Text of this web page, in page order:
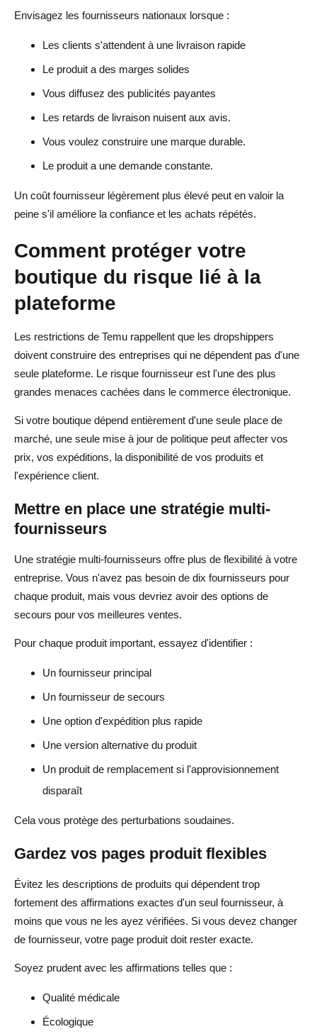
Envisagez les fournisseurs nationaux lorsque :
Les clients s'attendent à une livraison rapide
Le produit a des marges solides
Vous diffusez des publicités payantes
Les retards de livraison nuisent aux avis.
Vous voulez construire une marque durable.
Le produit a une demande constante.
Un coût fournisseur légèrement plus élevé peut en valoir la
peine s'il améliore la confiance et les achats répétés.
Comment protéger votre
boutique du risque lié à la
plateforme
Les restrictions de Temu rappellent que les dropshippers
doivent construire des entreprises qui ne dépendent pas d'une
seule plateforme. Le risque fournisseur est l'une des plus
grandes menaces cachées dans le commerce électronique.
Si votre boutique dépend entièrement d'une seule place de
marché, une seule mise à jour de politique peut affecter vos
prix, vos expéditions, la disponibilité de vos produits et
l'expérience client.
Mettre en place une stratégie multi-
fournisseurs
Une stratégie multi-fournisseurs offre plus de flexibilité à votre
entreprise. Vous n'avez pas besoin de dix fournisseurs pour
chaque produit, mais vous devriez avoir des options de
secours pour vos meilleures ventes.
Pour chaque produit important, essayez d'identifier :
Un fournisseur principal
Un fournisseur de secours
Une option d'expédition plus rapide
Une version alternative du produit
Un produit de remplacement si l'approvisionnement
disparaît
Cela vous protège des perturbations soudaines.
Gardez vos pages produit flexibles
Évitez les descriptions de produits qui dépendent trop
fortement des affirmations exactes d'un seul fournisseur, à
moins que vous ne les ayez vérifiées. Si vous devez changer
de fournisseur, votre page produit doit rester exacte.
Soyez prudent avec les affirmations telles que :
Qualité médicale
Écologique